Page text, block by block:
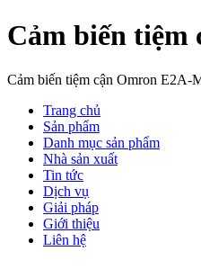
Cảm biến tiệm
Cảm biến tiệm cận Omron
Trang chủ
Sản phẩm
Danh mục sản phẩm
Nhà sản xuất
Tin tức
Dịch vụ
Giải pháp
Giới thiệu
Liên hệ